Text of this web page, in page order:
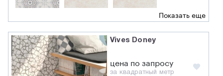
Показать еще
Vives Doney
цена по запросу
за квадратный метр